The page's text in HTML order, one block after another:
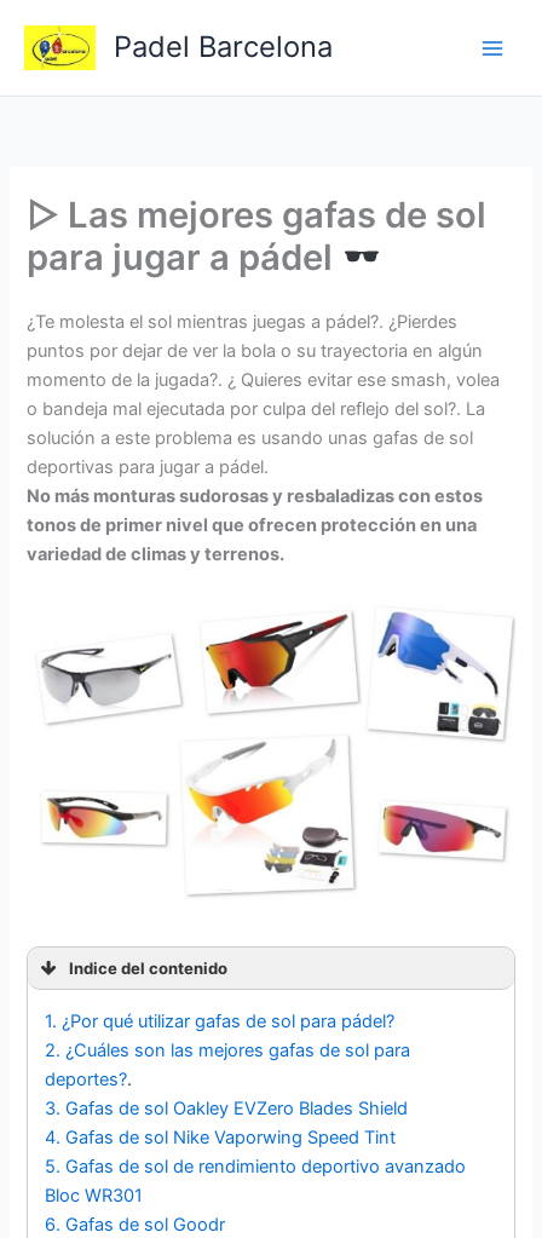
contenido
Padel Barcelona
▷ Las mejores gafas de sol
para jugar a pádel
¿Te molesta el sol mientras juegas a pádel?. ¿Pierdes
puntos por dejar de ver la bola o su trayectoria en algún
momento de la jugada?. ¿ Quieres evitar ese smash, volea
o bandeja mal ejecutada por culpa del reflejo del sol?. La
solución a este problema es usando unas gafas de sol
deportivas para jugar a pádel.
No más monturas sudorosas y resbaladizas con estos
tonos de primer nivel que ofrecen protección en una
variedad de climas y terrenos.
Indice del contenido
1. ¿Por qué utilizar gafas de sol para pádel?
2. ¿Cuáles son las mejores gafas de sol para
deportes?.
3. Gafas de sol Oakley EVZero Blades Shield
4. Gafas de sol Nike Vaporwing Speed Tint
5. Gafas de sol de rendimiento deportivo avanzado
Bloc WR301
6. Gafas de sol Goodr